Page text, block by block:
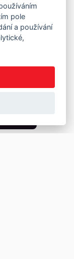
pole
a používání